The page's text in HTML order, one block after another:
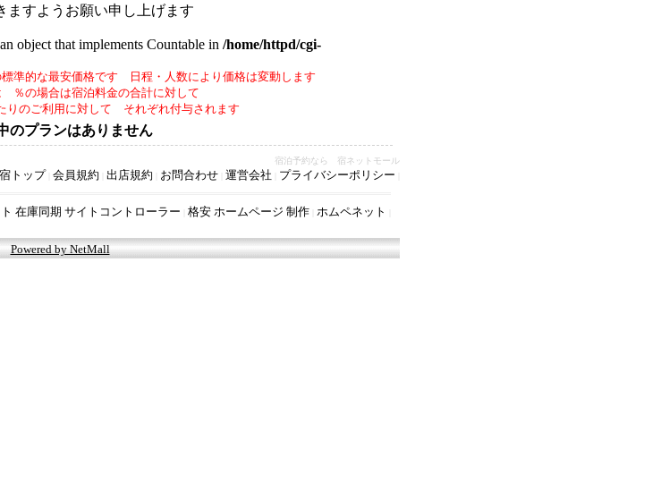
ますようお願い申し上げます
object that implements Countable in /home/httpd/cgi-
準的な最安価格です 日程・人数により価格は変動します
％の場合は宿泊料金の合計に対して
りのご利用に対して それぞれ付与されます
のプランはありません
宿泊予約なら 宿ネットモール
宿トップ 会員規約 出店規約 お問合わせ 運営会社 プライバシーポリシー
在庫同期 サイトコントローラー 格安 ホームページ 制作 ホムペネット
Powered by NetMall